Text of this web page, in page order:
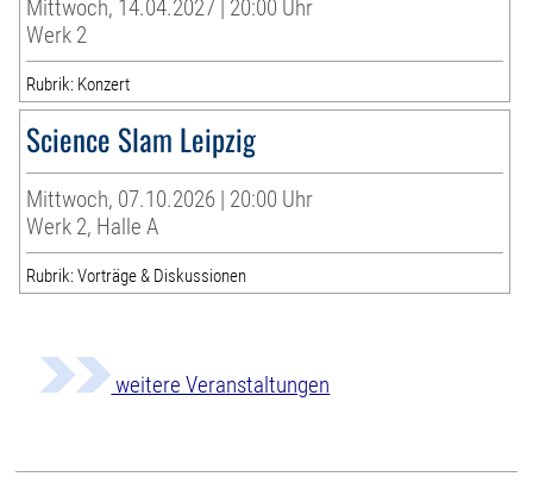
Mittwoch, 14.04.2027 | 20:00 Uhr
Werk 2
Rubrik: Konzert
Science Slam Leipzig
Mittwoch, 07.10.2026 | 20:00 Uhr
Werk 2, Halle A
Rubrik: Vorträge & Diskussionen
weitere Veranstaltungen